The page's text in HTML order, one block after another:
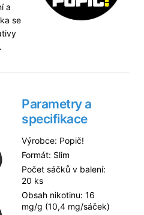
a
se
Parametry a
specifikace
Výrobce: Popič!
Formát: Slim
Počet sáčků v balení:
20 ks
Obsah nikotinu: 16
mg/g (10,4 mg/sáček)